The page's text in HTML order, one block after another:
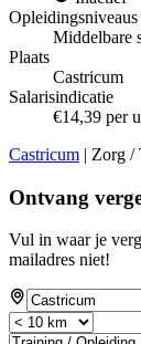
Opleidingsniveaus
Middelbare
Plaats
Castricum
Salarisindicatie
€14,39 per
Castricum | Zorg /
Ontvang
Vul in waar je
mailadres niet!